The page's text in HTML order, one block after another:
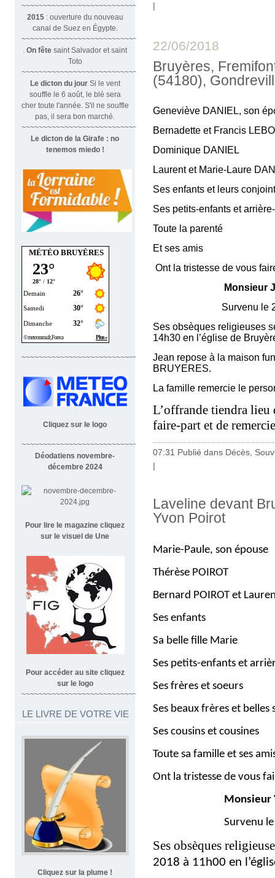
~~~~~~~~~~~~~~~~~~~~~~~~~~~~~~~
2015 : ouverture du nouveau
canal de Suez en Égypte.
~~~~~~~~~~~~~~~~~~~~~~~~~~~~~~~~~~~~
On fêtesaint Salvador et saint
Toto
~~~~~~~~~~~~~~~~~~~~~~~~~~~~~~
Le dicton du jour Si le vent
souffle le 6 août, le blé sera
cher toute l'année. S'il ne souffle
pas, il sera bon marché.
~~~~~~~~~~~~~~~~~~~~~~~~~~~~~~~
Le dicton de la Girafe : no
tenemos miedo !
MÉTÉO BRUYÈRES
~~~~~~~~~~~~~~~~~~~~~~~~~~~~
Cliquez sur le logo
~~~~~~~~~~~~~~~~~~~~~~~~~~~~~~~~~~~~
Déodatiens novembre-
décembre 2024
Pour lire le magazine cliquez
sur le visuel de Une
Pour accéder au site cliquez
sur le logo
~~~~~~~~~~~~~~~~~~~~~~~~~~~~~~~~~
LE LIVRE DE VOTRE VIE
Cliquez sur la plume !
|
22/06/2018
Bruyères,
(54180),
Geneviève DANIEL, son
Bernadette et Francis
Dominique DANIEL
Laurent et Marie-Laure
Ses enfants et leurs
Ses petits-enfants et
Toute la parenté
Et ses amis
Ont la tristesse de vous
Monsieur
Survenu le 20 juin
Ses obsèques religieuses
14h30 en l’église de
Jean repose à la maison
BRUYERES.
La famille remercie le
L’offrande tiendra lieu
faire-part et de
07:31 Publié dans Décès,
|
Laveline devant
Yvon Poirot
Marie-Paule, son épouse
Thérèse POIROT
Bernard POIROT et
Ses enfants
Sa belle fille Marie
Ses petits-enfants et
Ses frères et soeurs
Ses beaux frères et belles
Ses cousins et cousines
Toute sa famille et ses
Ont la tristesse de vous
Monsieur Yvon
Survenu le 20 juin
Ses obsèques
2018 à 11h00 en